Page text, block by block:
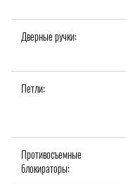
Дверные ручки:
Петли:
Противосъемные
блокираторы: